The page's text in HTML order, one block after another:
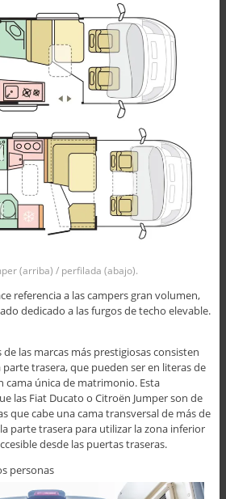
(arriba) / perfilada (abajo).
referencia a las campers gran volumen,
dedicado a las furgos de techo elevable.
las marcas más prestigiosas consisten
trasera, que pueden ser en literas de
cama única de matrimonio. Esta
las Fiat Ducato o Citroën Jumper son de
que cabe una cama transversal de más de
parte trasera para utilizar la zona inferior
desde las puertas traseras.
personas